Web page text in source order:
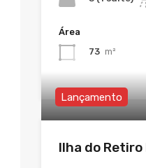
Área
73 m²
Lançamento
Ilha do